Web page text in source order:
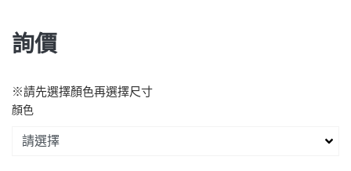
詢價
※請先選擇顏色再選擇尺寸
顏色